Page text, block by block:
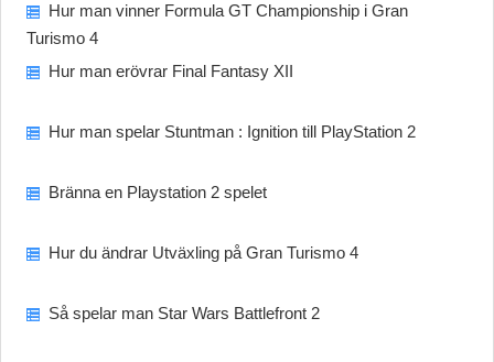
Hur man vinner Formula GT Championship i Gran
Turismo 4
Hur man erövrar Final Fantasy XII
Hur man spelar Stuntman : Ignition till PlayStation 2
Bränna en Playstation 2 spelet
Hur du ändrar Utväxling på Gran Turismo 4
Så spelar man Star Wars Battlefront 2